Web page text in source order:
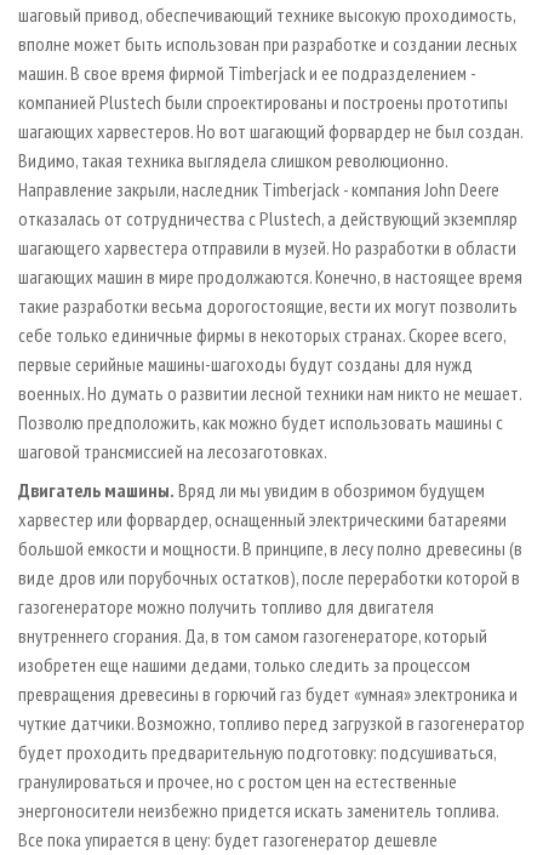
шаговый привод, обеспечивающий технике высокую проходимость,
вполне может быть использован при разработке и создании лесных
машин. В свое время фирмой Timberjack и ее подразделением -
компанией Plustech были спроектированы и построены прототипы
шагающих харвестеров. Но вот шагающий форвардер не был создан.
Видимо, такая техника выглядела слишком революционно.
Направление закрыли, наследник Timberjack - компания John Deere
отказалась от сотрудничества с Plustech, а действующий экземпляр
шагающего харвестера отправили в музей. Но разработки в области
шагающих машин в мире продолжаются. Конечно, в настоящее время
такие разработки весьма дорогостоящие, вести их могут позволить
себе только единичные фирмы в некоторых странах. Скорее всего,
первые серийные машины-шагоходы будут созданы для нужд
военных. Но думать о развитии лесной техники нам никто не мешает.
Позволю предположить, как можно будет использовать машины с
шаговой трансмиссией на лесозаготовках.
Двигатель машины. Вряд ли мы увидим в обозримом будущем
харвестер или форвардер, оснащенный электрическими батареями
большой емкости и мощности. В принципе, в лесу полно древесины (в
виде дров или порубочных остатков), после переработки которой в
газогенераторе можно получить топливо для двигателя
внутреннего сгорания. Да, в том самом газогенераторе, который
изобретен еще нашими дедами, только следить за процессом
превращения древесины в горючий газ будет «умная» электроника и
чуткие датчики. Возможно, топливо перед загрузкой в газогенератор
будет проходить предварительную подготовку: подсушиваться,
гранулироваться и прочее, но с ростом цен на естественные
энергоносители неизбежно придется искать заменитель топлива.
Все пока упирается в цену: будет газогенератор дешевле